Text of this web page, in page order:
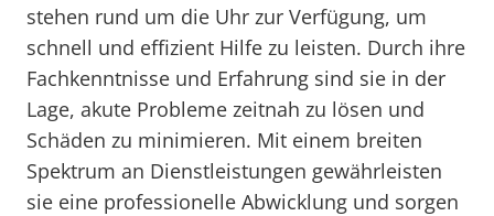
stehen rund um die Uhr zur Verfügung, um
schnell und effizient Hilfe zu leisten. Durch ihre
Fachkenntnisse und Erfahrung sind sie in der
Lage, akute Probleme zeitnah zu lösen und
Schäden zu minimieren. Mit einem breiten
Spektrum an Dienstleistungen gewährleisten
sie eine professionelle Abwicklung und sorgen